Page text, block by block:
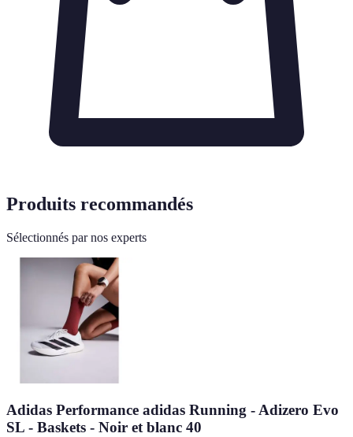
Produits recommandés
Sélectionnés par nos experts
Adidas Performance adidas Running - Adizero Evo
SL - Baskets - Noir et blanc 40